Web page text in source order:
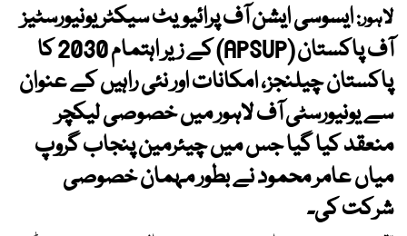
لاہور:ایسوسی ایشن آف پرائیویٹ سیکٹر یونیورسٹیز
آف پاکستان (APSUP) کے زیر اہتمام 2030 کا
پاکستان چیلنجز، امکانات اور نئی راہیں کے عنوان
سے یونیورسٹی آف لاہور میں خصوصی لیکچر
منعقد کیا گیا جس میں چیئرمین پنجاب گروپ
میاں عامر محمود نے بطور مہمان خصوصی
شرکت کی۔